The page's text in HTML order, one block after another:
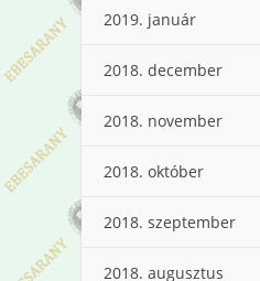
2019. január
2018. december
2018. november
2018. október
2018. szeptember
2018. augusztus